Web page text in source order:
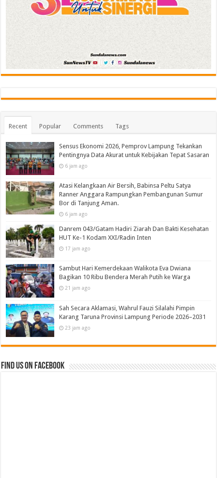
Recent Popular Comments Tags
Sensus Ekonomi 2026, Pemprov Lampung Tekankan
Pentingnya Data Akurat untuk Kebijakan Tepat Sasaran
6 jam ago
Atasi Kelangkaan Air Bersih, Babinsa Peltu Satya
Ranner Anggara Rampungkan Pembangunan Sumur
Bor di Tanjung Aman.
6 jam ago
Danrem 043/Gatam Hadiri Ziarah Dan Bakti Kesehatan
HUT Ke-1 Kodam XXI/Radin Inten
17 jam ago
Sambut Hari Kemerdekaan Walikota Eva Dwiana
Bagikan 10 Ribu Bendera Merah Putih ke Warga
21 jam ago
Sah Secara Aklamasi, Wahrul Fauzi Silalahi Pimpin
Karang Taruna Provinsi Lampung Periode 2026–2031
23 jam ago
Find us on Facebook